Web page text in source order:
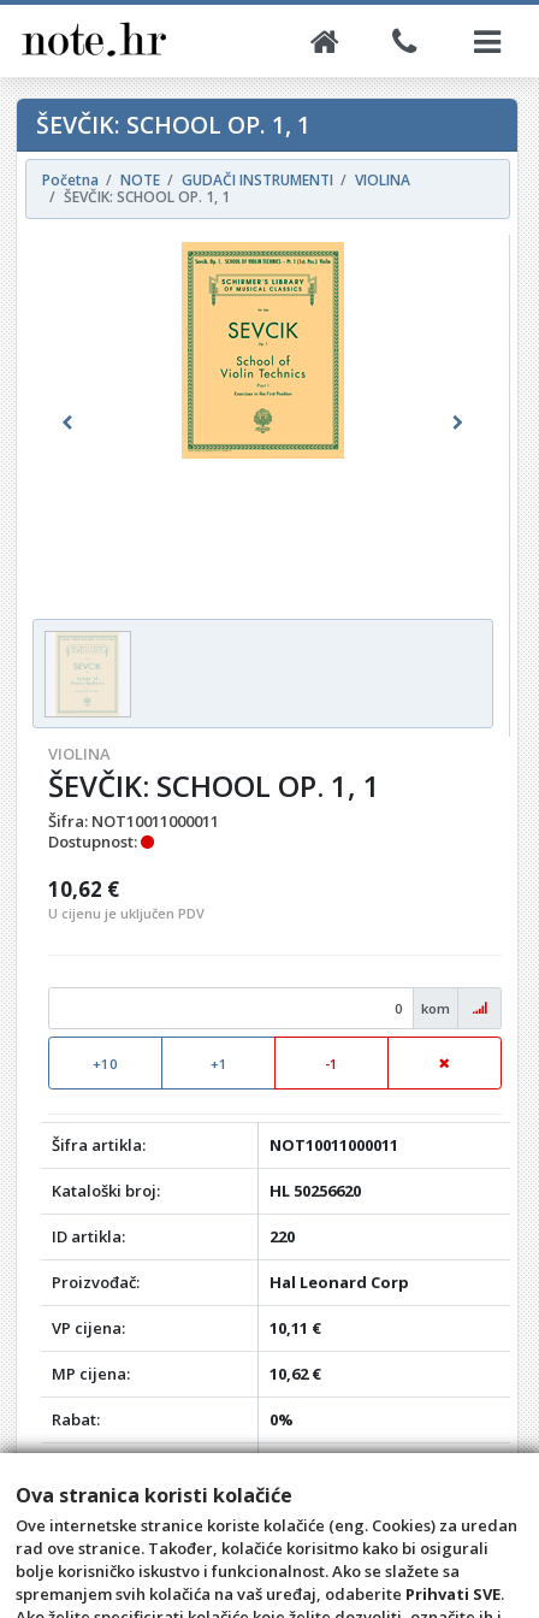
ŠEVČIK: SCHOOL OP. 1, 1
Početna NOTE GUDAČI INSTRUMENTI
VIOLINA
ŠEVČIK: SCHOOL OP. 1, 1
Previous Next
VIOLINA
ŠEVČIK: SCHOOL OP. 1, 1
Šifra: NOT10011000011
Dostupnost:
10,62 €
U cijenu je uključen PDV
kom
+10 +1 -1
Šifra artikla: NOT10011000011
Kataloški broj: HL 50256620
ID artikla: 220
Proizvođač: Hal Leonard Corp
VP cijena: 10,11 €
MP cijena: 10,62 €
Rabat: 0%
10,62 €
Akcija: -
Opći uvjeti Pravila privatnosti
Ova stranica koristi kolačiće
Ove internetske stranice koriste kolačiće (eng. Cookies) za uredan
rad ove stranice. Također, kolačiće korisitmo kako bi osigurali
bolje korisničko iskustvo i funkcionalnost. Ako se slažete sa
spremanjem svih kolačića na vaš uređaj, odaberite Prihvati SVE.